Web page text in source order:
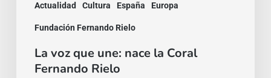
Actualidad Cultura España Europa
Fundación Fernando Rielo
La voz que une: nace la Coral
Fernando Rielo